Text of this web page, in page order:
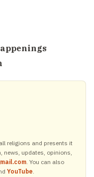
religions and presents it
news, updates, opinions,
. You can also
YouTube.